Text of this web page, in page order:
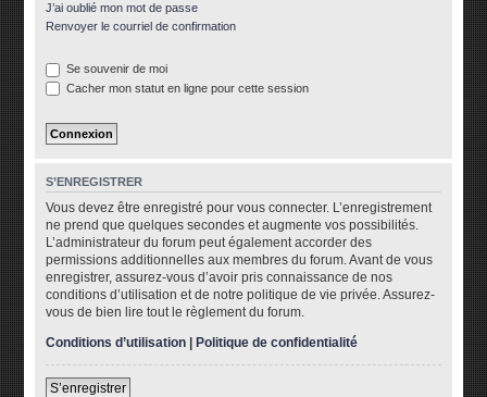
J’ai oublié mon mot de passe
Renvoyer le courriel de confirmation
Se souvenir de moi
Cacher mon statut en ligne pour cette session
S’ENREGISTRER
Vous devez être enregistré pour vous connecter. L’enregistrement
ne prend que quelques secondes et augmente vos possibilités.
L’administrateur du forum peut également accorder des
permissions additionnelles aux membres du forum. Avant de vous
enregistrer, assurez-vous d’avoir pris connaissance de nos
conditions d’utilisation et de notre politique de vie privée. Assurez-
vous de bien lire tout le règlement du forum.
Conditions d’utilisation |Politique de confidentialité
S’enregistrer